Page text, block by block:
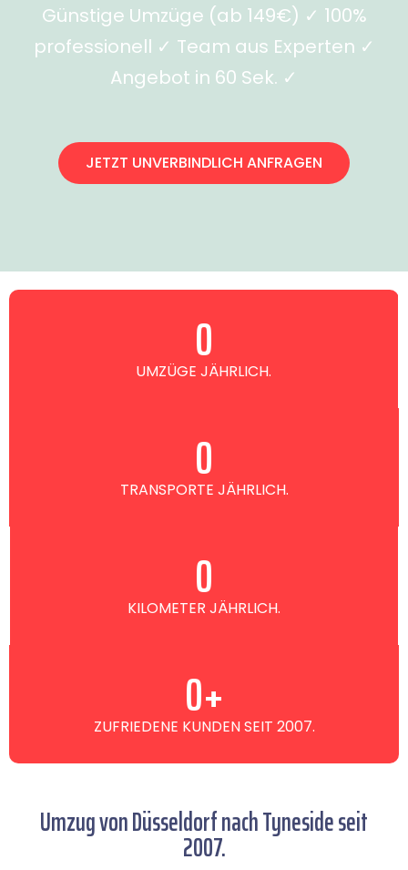
Günstige Umzüge (ab 149€) ✓ 100%
professionell ✓ Team aus Experten ✓
Angebot in 60 Sek. ✓
JETZT UNVERBINDLICH ANFRAGEN
UMZÜGE JÄHRLICH.
0
TRANSPORTE JÄHRLICH.
0
KILOMETER JÄHRLICH.
0
ZUFRIEDENE KUNDEN SEIT 2007.
0+
Umzug von Düsseldorf nach Tyneside seit
2007.